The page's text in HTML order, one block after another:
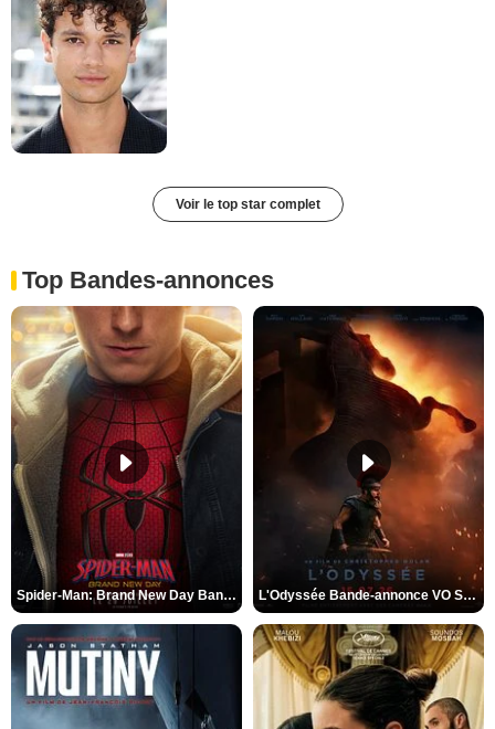
Voir le top star complet
Top Bandes-annonces
Spider-Man: Brand New Day Bande-annonce VO STFR L'Odyssée Bande-annonce VO STFR